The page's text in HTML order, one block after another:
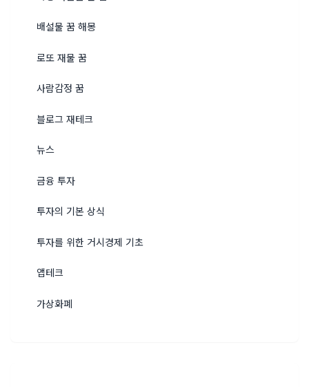
배설물 꿈 해몽
로또 재물 꿈
사람감정 꿈
블로그 재테크
뉴스
금융 투자
투자의 기본 상식
투자를 위한 거시경제 기초
앱테크
가상화폐